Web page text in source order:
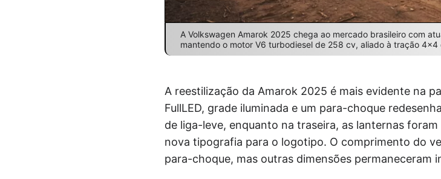
A Volkswagen Amarok 2025 chega ao mercado brasileiro com
mantendo o motor V6 turbodiesel de 258 cv, aliado à tração 4×4
A reestilização da Amarok 2025 é mais evidente na
FullLED, grade iluminada e um para-choque
de liga-leve, enquanto na traseira, as lanternas
nova tipografia para o logotipo. O comprimento do
para-choque, mas outras dimensões permaneceram